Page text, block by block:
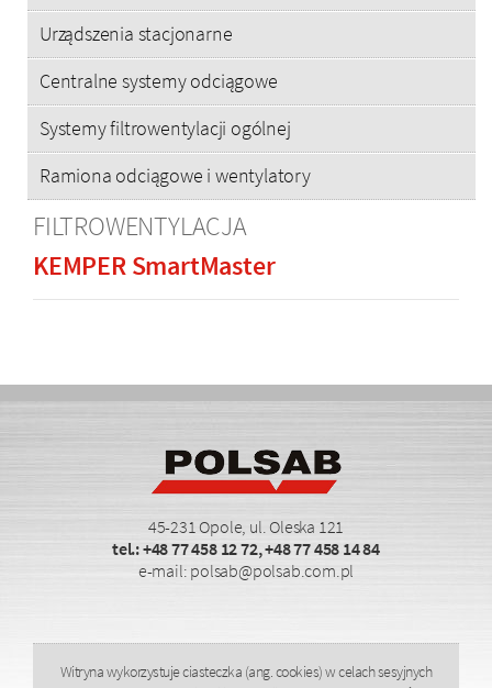
Urządszenia stacjonarne
Centralne systemy odciągowe
Systemy filtrowentylacji ogólnej
Ramiona odciągowe i wentylatory
FILTROWENTYLACJA
KEMPER SmartMaster
45-231 Opole, ul. Oleska 121
tel.:+48 77 458 12 72,+48 77 458 14 84
e-mail: polsab@polsab.com.pl
Witryna wykorzystuje ciasteczka (ang. cookies) w celach sesyjnych